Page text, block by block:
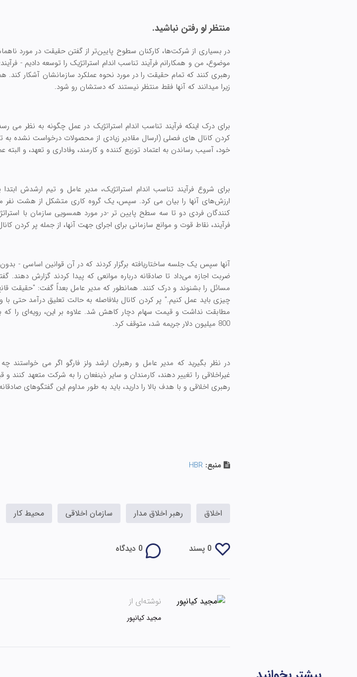
منتظر لو رفتن نباشید.
در بسیاری از شرکت‌ها، کارکنان سطوح پایین‌تر از گفتن حقیقت در مورد
موضوع، من و همکارانم فرآیند تناسب اندام استراتژیک را توسعه دادیم -
رهبری کنند که تمام حقیقت را در مورد نحوه عملکرد سازمانشان آشکار
زیرا میدانند که آنها فقط منتظر نیستند که دستشان رو شود.
برای درک اینکه فرآیند تناسب اندام استراتژیک در عمل چگونه به نظر می
کردن کانال های فصلی (ارسال مقادیر زیادی از محصولات درخواست نشده به
خود، آسیب رساندن به اعتماد توزیع کننده و کارمند، وفاداری و تعهد، و البته
برای شروع فرآیند تناسب اندام استراتژیک، مدیر عامل و تیم ارشدش
کنندگان فردی دو تا سه سطح پایین تر -در مورد همسویی سازمان با
فرآیند، نقاط قوت و موانع سازمانی برای اجرای جهت آنها، از جمله پر کردن
آنها سپس یک جلسه ساختاریافته برگزار کردند که در آن قوانین اساسی -
ضربت اجازه می‌داد تا صادقانه درباره موانعی که پیدا کردند گزارش دهند.
مسائل را بشنوند و درک کنند. همانطور که مدیر عامل بعداً گفت: "حقیقت
چیزی باید عمل کنیم." پر کردن کانال بلافاصله به حالت تعلیق درآمد حتی
مطابقت نداشت و قیمت سهام دچار کاهش شد. علاوه بر این، رویه‌ای را
800 میلیون دلار جریمه شد، متوقف کرد.
در نظر بگیرید که مدیر عامل و رهبران ارشد ولز فارگو اگر می
غیراخلاقی را تغییر دهند، کارمندان و سایر ذینفعان را به شرکت متعهد کنند
رهبری اخلاقی و با هدف بالا را دارید، باید به طور مداوم این گفتگوهای
منبع: HBR
اخلاق رهبر اخلاق مدار سازمان اخلاقی محیط کار
0 پسند 0 دیدگاه
نوشته‌ای از
مجید کیانپور